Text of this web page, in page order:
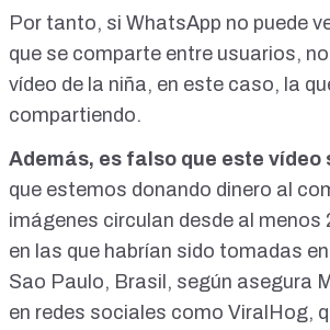
Por tanto, si WhatsApp no puede
que se comparte entre usuarios, no
vídeo de la niña, en este caso, la
compartiendo.
Además, es falso que este vídeo
que estemos donando dinero al
imágenes circulan desde al menos
en las que habrían sido tomadas
Sao Paulo, Brasil, según asegura
en redes sociales como ViralHog,